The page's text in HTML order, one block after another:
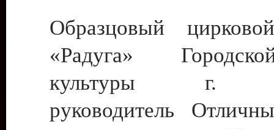
Образцовый
«Радуга»
культуры г.
руководитель